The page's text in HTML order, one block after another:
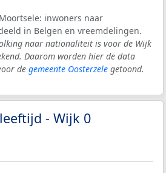
inwoners naar
in Belgen en vreemdelingen.
naar nationaliteit is voor de Wijk
Daarom worden hier de data
de gemeente Oosterzele getoond.
- Wijk 0